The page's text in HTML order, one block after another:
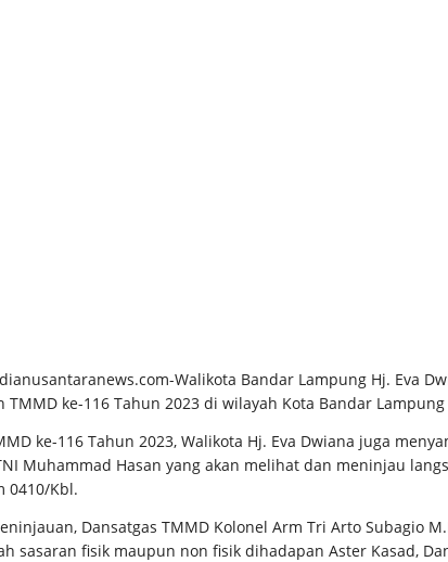
Walikota Bandar Lampung Hj. Eva
TMMD ke-116 Tahun 2023 di wilayah Kota Bandar Lampung
ke-116 Tahun 2023, Walikota Hj. Eva Dwiana juga
Muhammad Hasan yang akan melihat dan meninjau
0410/Kbl.
Dansatgas TMMD Kolonel Arm Tri Arto Subagio
sasaran fisik maupun non fisik dihadapan Aster Kasad,